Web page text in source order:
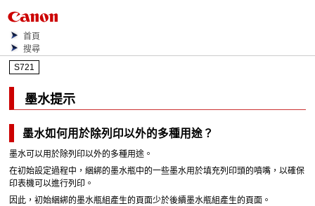
首頁
搜尋
S721
墨水提示
墨水如何用於除列印以外的多種用途？
墨水可以用於除列印以外的多種用途。
在初始設定過程中，綑綁的墨水瓶中的一些墨水用於填充列印頭的噴嘴，以確保
印表機可以進行列印。
因此，初始綑綁的墨水瓶組產生的頁面少於後續墨水瓶組產生的頁面。